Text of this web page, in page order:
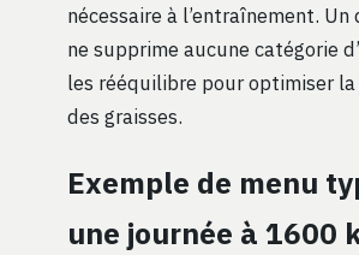
nécessaire à l’entraînement.
ne supprime aucune catégorie
les rééquilibre pour optimiser
des graisses.
Exemple de menu
une journée à 1600